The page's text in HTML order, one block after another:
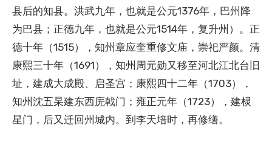
县后的知县。洪武九年，也就是公元1376年，巴州降
为巴县；正德九年，也就是公元1514年，复升州）。正
德十年（1515），知州章应奎重修文庙，崇祀严颜。清
康熙三十年（1691），知州周元勋又移至河北江北台旧
址，建成大成殿、启圣宫；康熙四十二年（1703），
知州沈五杲建东西庑戟门；雍正元年（1723），建棂
星门，后又迁回州城内。到李天培时，再修缮。